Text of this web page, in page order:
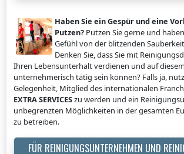
Haben Sie ein Gespür und eine
Putzen? Putzen Sie gerne und
Gefühl von der blitzenden
Denken Sie, dass Sie mit
Ihren Lebensunterhalt verdienen und auf
unternehmerisch tätig sein können? Falls ja,
Gelegenheit, Mitglied des internationalen
EXTRA SERVICESzu werden und ein
unbegrenzten Möglichkeiten in der gesamten
zu betreiben.
FÜR REINIGUNGSUNTERNEHMEN UND